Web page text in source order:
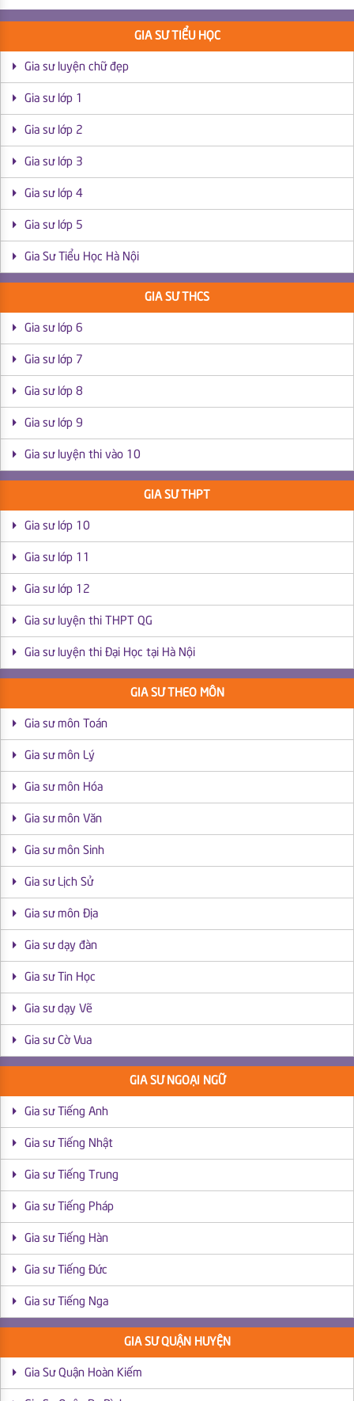
GIA SƯ TIỂU HỌC
Gia sư luyện chữ đẹp
Gia sư lớp 1
Gia sư lớp 2
Gia sư lớp 3
Gia sư lớp 4
Gia sư lớp 5
Gia Sư Tiểu Học Hà Nội
GIA SƯ THCS
Gia sư lớp 6
Gia sư lớp 7
Gia sư lớp 8
Gia sư lớp 9
Gia sư luyện thi vào 10
GIA SƯ THPT
Gia sư lớp 10
Gia sư lớp 11
Gia sư lớp 12
Gia sư luyện thi THPT QG
Gia sư luyện thi Đại Học tại Hà Nội
GIA SƯ THEO MÔN
Gia sư môn Toán
Gia sư môn Lý
Gia sư môn Hóa
Gia sư môn Văn
Gia sư môn Sinh
Gia sư Lịch Sử
Gia sư môn Địa
Gia sư dạy đàn
Gia sư Tin Học
Gia sư dạy Vẽ
Gia sư Cờ Vua
GIA SƯ NGOẠI NGỮ
Gia sư Tiếng Anh
Gia sư Tiếng Nhật
Gia sư Tiếng Trung
Gia sư Tiếng Pháp
Gia sư Tiếng Hàn
Gia sư Tiếng Đức
Gia sư Tiếng Nga
GIA SƯ QUẬN HUYỆN
Gia Sư Quận Hoàn Kiếm